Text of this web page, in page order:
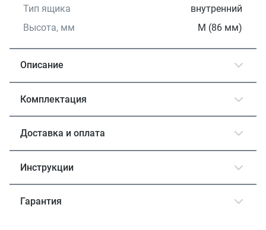
Тип ящика
внутренний
Высота, мм
М (86 мм)
Описание
Комплектация
Доставка и оплата
Инструкции
Гарантия